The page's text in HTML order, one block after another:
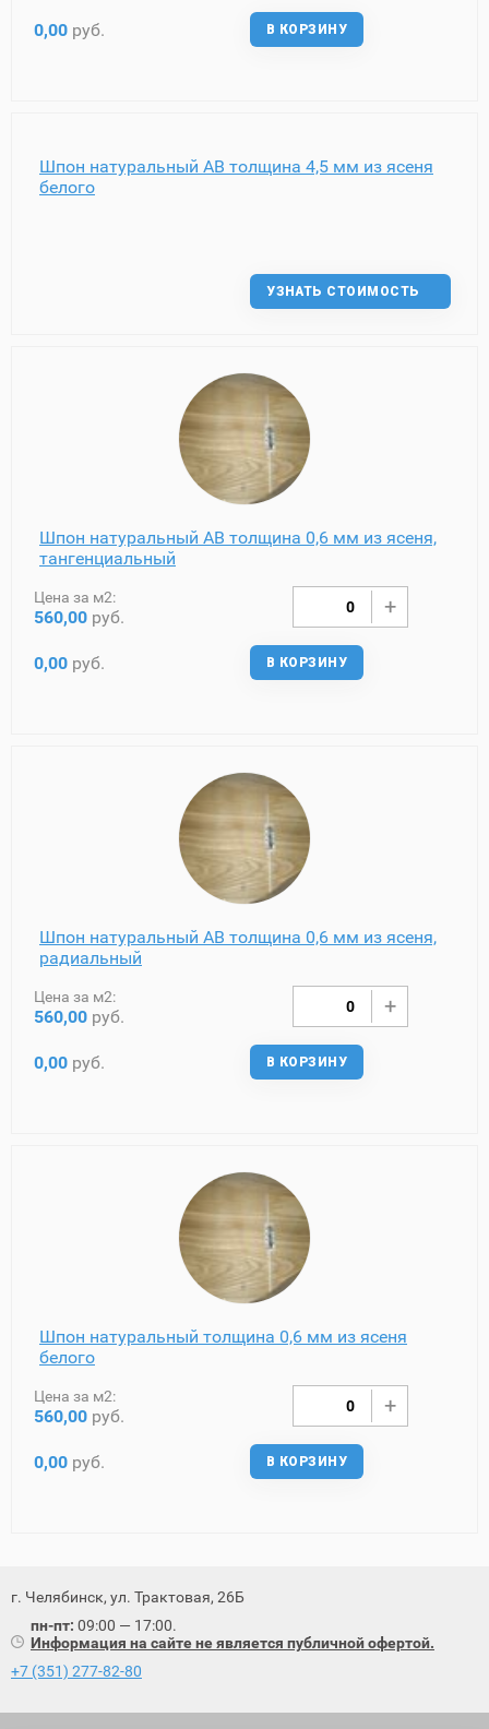
0,00 руб. В КОРЗИНУ
Шпон натуральный AB толщина 4,5 мм из ясеня
белого
УЗНАТЬ СТОИМОСТЬ
Шпон натуральный AB толщина 0,6 мм из ясеня,
тангенциальный
Цена за м2:
560,00 руб.
0,00 руб. В КОРЗИНУ
Шпон натуральный AB толщина 0,6 мм из ясеня,
радиальный
Цена за м2:
560,00 руб.
0,00 руб. В КОРЗИНУ
Шпон натуральный толщина 0,6 мм из ясеня
белого
Цена за м2:
560,00 руб.
0,00 руб. В КОРЗИНУ
г. Челябинск, ул. Трактовая, 26Б
пн-пт: 09:00 — 17:00.
Информация на сайте не является публичной офертой.
+7 (351) 277-82-80